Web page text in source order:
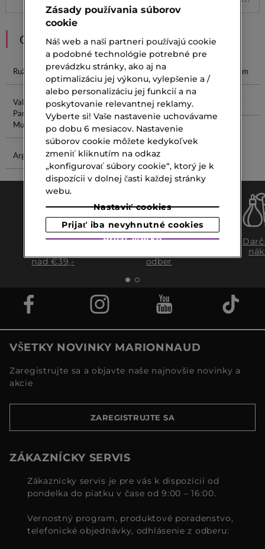
ODPORÚČANIA
Ružové Zlato Ružový Rúž Guerlain Blush Ružová Krém
Valentino
Parfum Pre
Mužov
Vosk Na Pleť
Lancôme
Krém 40
Biele Kvety
Arganový Olej Jojobový Olej
Doprava
nad €39,-
Expresný
odber
VŠETKY NOVINKY MARIONNAUD
Zaregistrujte sa a objavte naše najnovšie novinky a
akcie
ZAREGISTRUJTE SA
ZÁKAZNÍCKY SERVIS
Zákaznícky servis je pre vás k dispozícií od
pondelka do piatku v čase od 9:00 – 16:00.
Vernostný program, produktové poradenstvo,
telefonické objednávky, odhlásenie z odberu:
Zásady používania súborov
cookie
Náš web a naši partneri používajú cookie
a podobné technológie potrebné pre
prevádzku stránky, ako aj na
optimalizáciu jej výkonu, vylepšenie a /
alebo personalizáciu jej funkcií a na
poskytovanie relevantnej reklamy.
Vyberte si! Vaše nastavenie uchovávame
po dobu 6 mesiacov. Nastavenie
súborov cookie môžete kedykoľvek
zmeniť kliknutím na odkaz
„konfigurovať súbory cookie“, ktorý je k
dispozícii v dolnej časti každej stránky
webu.
Nastaviť cookies
Prijať iba nevyhnutné cookies
Prijať všetko